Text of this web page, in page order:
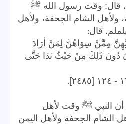
قال: وقت رسول الله ﷺ
ولأهل الشام الجحفة، ولأهل
قال:
مِمَّنْ سِوَاهُنَّ لِمَنْ أرَادَ
دُونَ ذَلِكَ مِنْ حَيْثُ بَدَا حَتَّى
.
النبي ﷺ وقت لأهل
الشام الجحفة ولأهل اليمن